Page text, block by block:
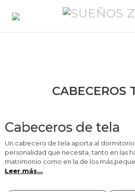
CABECEROS
Cabeceros de tela
Un cabecero de tela aporta al dormitorio
personalidad que necesita, tanto en las
matrimonio como en la de los más
Leer más...